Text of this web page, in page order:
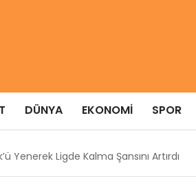
DÜNYA EKONOMI SPOR
Yenerek Ligde Kalma Şansını Artırdı